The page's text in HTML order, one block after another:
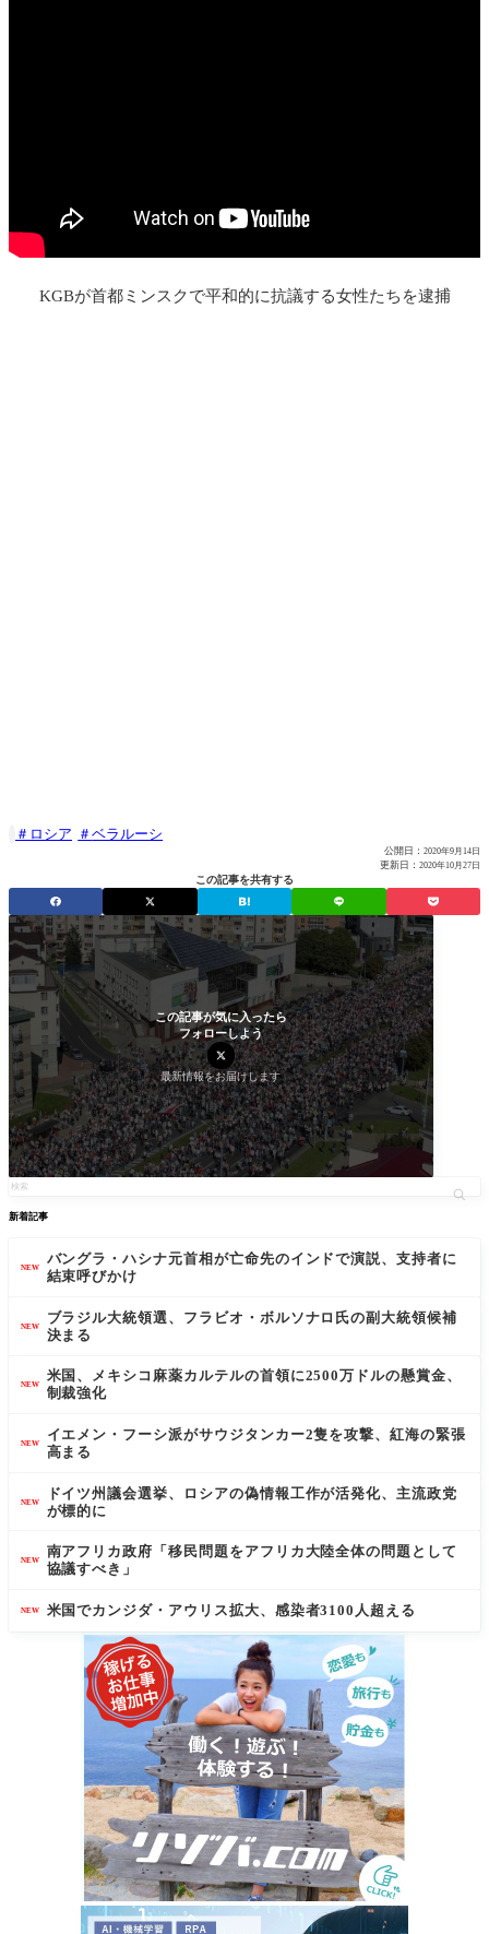
KGBが首都ミンスクで平和的に抗議する女性たちを逮捕
ロシア ベラルーシ
公開日： 2020年9月14日
更新日： 2020年10月27日
この記事を共有する
この記事が気に入ったら
フォローしよう
最新情報をお届けします
新着記事
NEW
バングラ・ハシナ元首相が亡命先のインドで演説、支持者に
結束呼びかけ
NEW
ブラジル大統領選、フラビオ・ボルソナロ氏の副大統領候補
決まる
NEW
米国、メキシコ麻薬カルテルの首領に2500万ドルの懸賞金、
制裁強化
NEW
イエメン・フーシ派がサウジタンカー2隻を攻撃、紅海の緊張
高まる
NEW
ドイツ州議会選挙、ロシアの偽情報工作が活発化、主流政党
が標的に
NEW
南アフリカ政府「移民問題をアフリカ大陸全体の問題として
協議すべき」
NEW 米国でカンジダ・アウリス拡大、感染者3100人超える